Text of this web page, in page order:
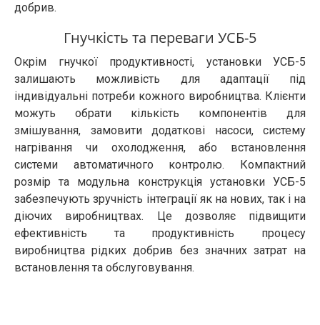
добрив.
Гнучкість та переваги УСБ-5
Окрім гнучкої продуктивності, установки УСБ-5
залишають можливість для адаптації під
індивідуальні потреби кожного виробництва. Клієнти
можуть обрати кількість компонентів для
змішування, замовити додаткові насоси, систему
нагрівання чи охолодження, або встановлення
системи автоматичного контролю. Компактний
розмір та модульна конструкція установки УСБ-5
забезпечують зручність інтеграції як на нових, так і на
діючих виробництвах. Це дозволяє підвищити
ефективність та продуктивність процесу
виробництва рідких добрив без значних затрат на
встановлення та обслуговування.